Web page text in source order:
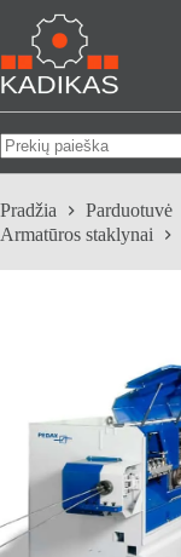
content
results
Pradžia Parduotuvė
Armatūros staklynai